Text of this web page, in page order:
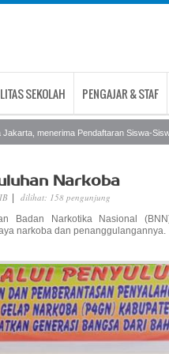
SEKOLAH PENGAJAR & STAF
menerima Pendaftaran Siswa-Siswi
Narkoba
dilihat: 158 pengunjung
Badan Narkotika Nasional
narkoba dan penanggulangannya.